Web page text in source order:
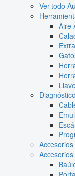
Ver todo
Aire
Accesorios